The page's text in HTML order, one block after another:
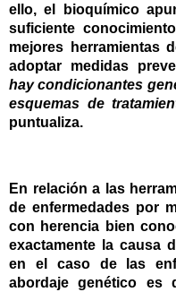
ello, el bioquímico
suficiente
mejores herramientas
adoptar medidas
hay condicionantes
esquemas de
puntualiza.
En relación a las
de enfermedades por
con herencia bien
exactamente la causa
en el caso de las
abordaje genético es